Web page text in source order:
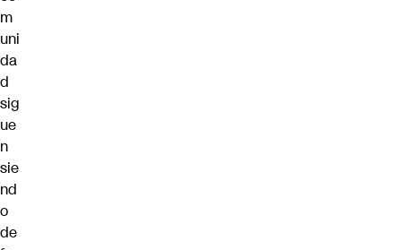
m
uni
da
d
sig
ue
n
sie
nd
o
de